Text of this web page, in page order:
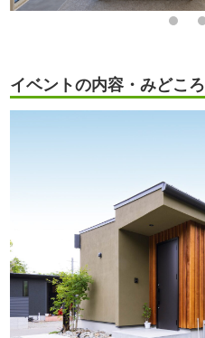
イベントの内容・みどころ